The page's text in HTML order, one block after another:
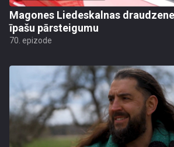
Magones Liedeskalnas
īpašu pārsteigumu
70. epizode